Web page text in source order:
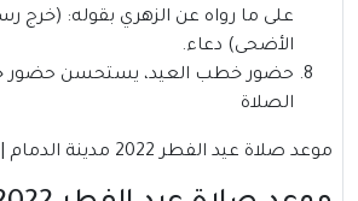
على ما رواه عن الزهري بقوله: (خرج
الأضحى) دعاء.
حضور خطب العيد، يستحسن حضور
الصلاة
موعد صلاة عيد الفطر 2022 مدينة الدمام | السعودية